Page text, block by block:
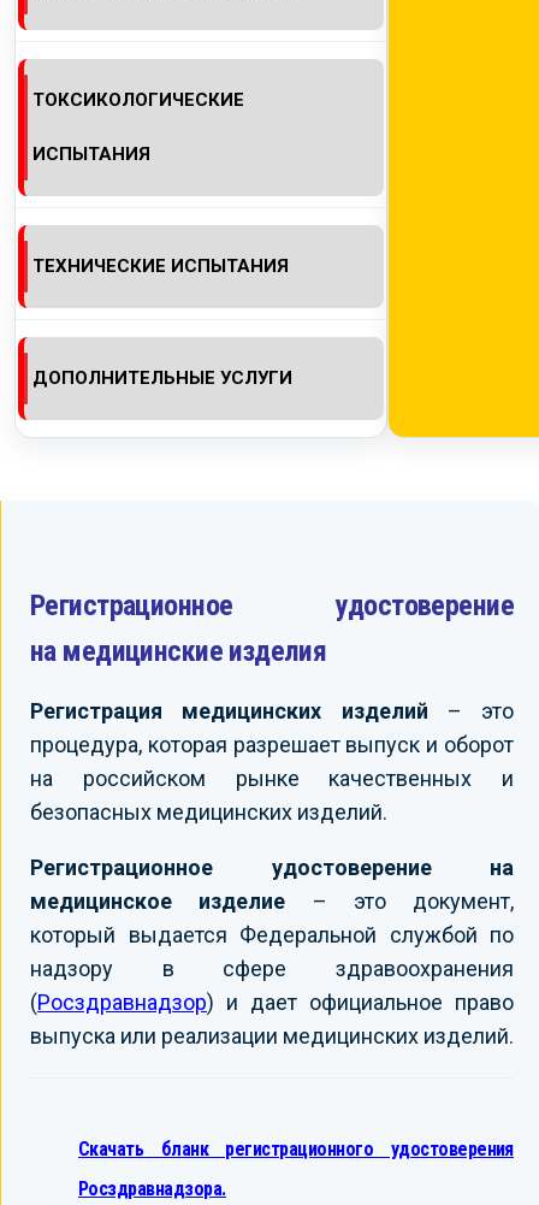
ТОКСИКОЛОГИЧЕСКИЕ
ИСПЫТАНИЯ
ТЕХНИЧЕСКИЕ ИСПЫТАНИЯ
ДОПОЛНИТЕЛЬНЫЕ УСЛУГИ
Регистрационное удостоверение
на медицинские изделия
Регистрация медицинских изделий – это
процедура, которая разрешает выпуск и оборот
на российском рынке качественных и
безопасных медицинских изделий.
Регистрационное удостоверение на
медицинское изделие – это документ,
который выдается Федеральной службой по
надзору в сфере здравоохранения
(Росздравнадзор) и дает официальное право
выпуска или реализации медицинских изделий.
Скачать бланк регистрационного удостоверения
Росздравнадзора.